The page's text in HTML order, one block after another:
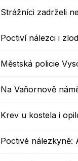
Strážníci zadrželi
Poctiví nálezci i
Městská policie
Na Vaňornově
Krev u kostela i
Poctivé nálezkyně: